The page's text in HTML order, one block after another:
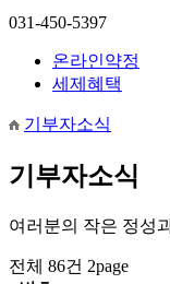
031-450-5397
온라인약정
세제혜택
기부자소식
기부자소식
여러분의 작은 정성
전체 86건 2page